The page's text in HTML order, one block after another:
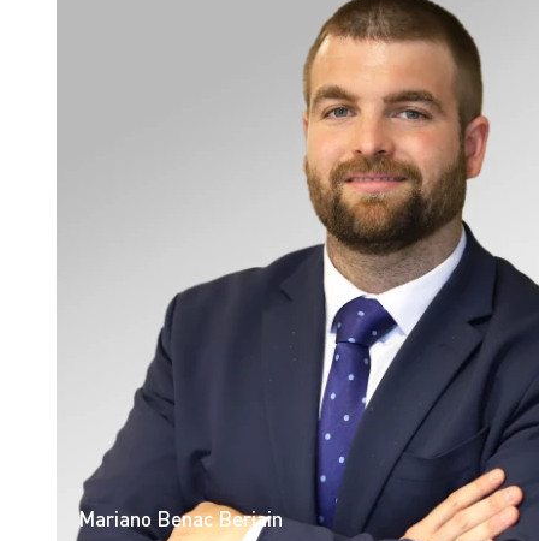
Mariano Benac Beriain